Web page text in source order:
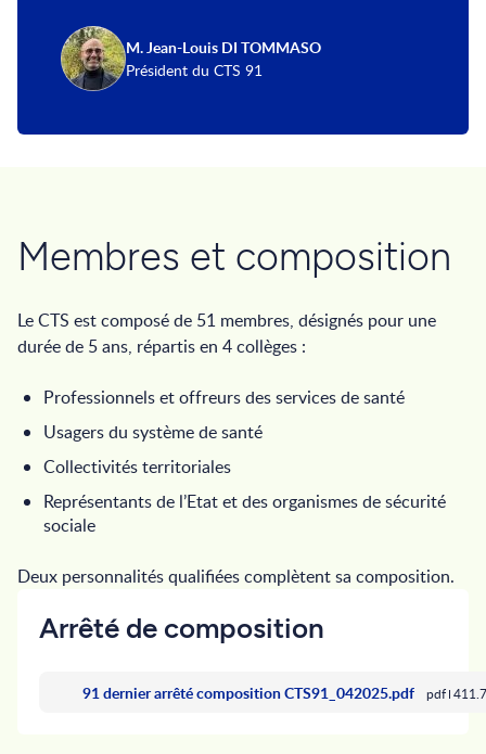
M. Jean-Louis DI TOMMASO
Président du CTS 91
Membres et composition
Le CTS est composé de 51 membres, désignés pour une
durée de 5 ans, répartis en 4 collèges :
Professionnels et offreurs des services de santé
Usagers du système de santé
Collectivités territoriales
Représentants de l’Etat et des organismes de sécurité
sociale
Deux personnalités qualifiées complètent sa composition.
Arrêté de composition
91 dernier arrêté composition CTS91_042025.pdf pdf